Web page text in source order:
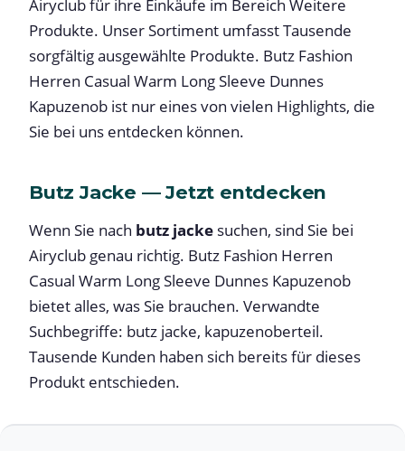
Airyclub für ihre Einkäufe im Bereich Weitere
Produkte. Unser Sortiment umfasst Tausende
sorgfältig ausgewählte Produkte. Butz Fashion
Herren Casual Warm Long Sleeve Dunnes
Kapuzenob ist nur eines von vielen Highlights, die
Sie bei uns entdecken können.
Butz Jacke — Jetzt entdecken
Wenn Sie nach butz jacke suchen, sind Sie bei
Airyclub genau richtig. Butz Fashion Herren
Casual Warm Long Sleeve Dunnes Kapuzenob
bietet alles, was Sie brauchen. Verwandte
Suchbegriffe: butz jacke, kapuzenoberteil.
Tausende Kunden haben sich bereits für dieses
Produkt entschieden.